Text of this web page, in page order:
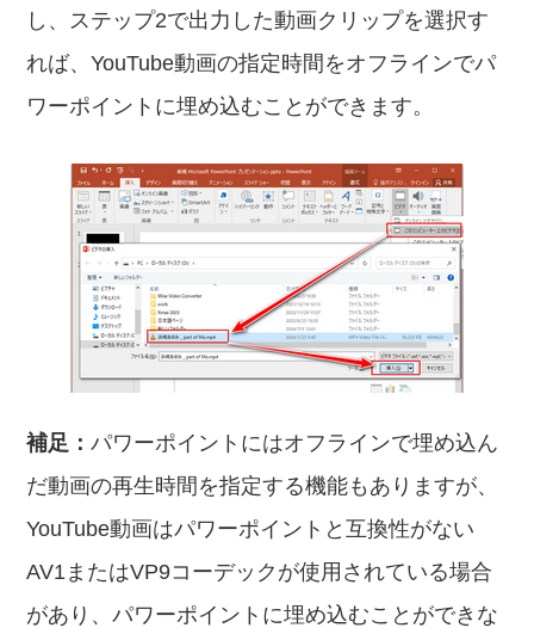
し、ステップ2で出力した動画クリップを選択す
れば、YouTube動画の指定時間をオフラインでパ
ワーポイントに埋め込むことができます。
補足：パワーポイントにはオフラインで埋め込ん
だ動画の再生時間を指定する機能もありますが、
YouTube動画はパワーポイントと互換性がない
AV1またはVP9コーデックが使用されている場合
があり、パワーポイントに埋め込むことができな